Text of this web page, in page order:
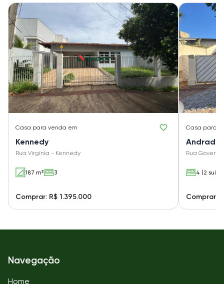
Casa para venda em
Kennedy
Rua Virgínia - Kennedy
187 m² 3
Comprar: R$ 1.395.000
Casa para
Andrade
Rua
4 (2
Comprar:
Navegação
Home